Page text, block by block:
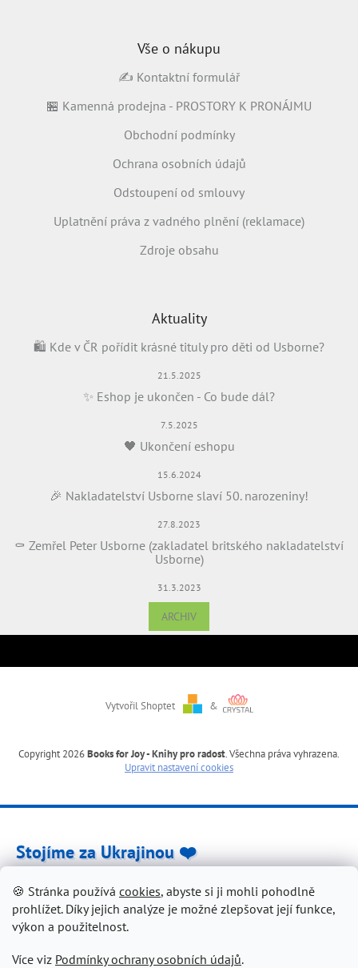
🍪 Stránka používá cookies, abyste si ji mohli pohodlně
prohlížet. Díky jejich analýze je možné zlepšovat její funkce,
výkon a použitelnost.
Více viz Podmínky ochrany osobních údajů.
Vše o nákupu
✍️ Kontaktní formulář
🏪 Kamenná prodejna - PROSTORY K PRONÁJMU
Obchodní podmínky
Ochrana osobních údajů
Odstoupení od smlouvy
Uplatnění práva z vadného plnění (reklamace)
Zdroje obsahu
Aktuality
🛍️ Kde v ČR pořídit krásné tituly pro děti od Usborne?
21.5.2025
✨ Eshop je ukončen - Co bude dál?
7.5.2025
🖤 Ukončení eshopu
15.6.2024
🎉 Nakladatelství Usborne slaví 50. narozeniny!
27.8.2023
⚰️ Zemřel Peter Usborne (zakladatel britského nakladatelství
Usborne)
31.3.2023
ARCHIV
Vytvořil Shoptet &
Copyright 2026Books for Joy - Knihy pro radost . Všechna práva vyhrazena.
Upravit nastavení cookies
Stojíme za Ukrajinou ❤️
Jak a čím pomoci »